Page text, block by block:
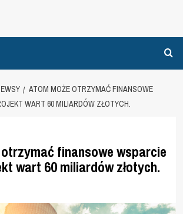
ATOM MOŻE OTRZYMAĆ FINANSOWE
WART 60 MILIARDÓW ZŁOTYCH.
finansowe wsparcie
wart 60 miliardów złotych.